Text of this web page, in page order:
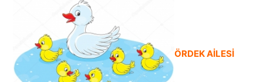
ÖRDEK AİLESİ